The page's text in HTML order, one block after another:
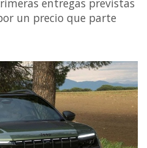
entregas previstas
un precio que parte